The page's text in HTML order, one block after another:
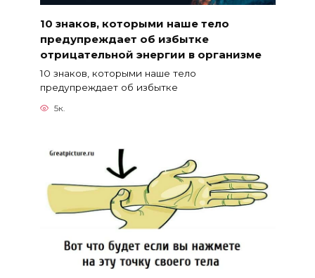
10 знаков, которыми наше тело
предупреждает об избытке
отрицательной энергии в организме
10 знаков, которыми наше тело
предупреждает об избытке
5к.